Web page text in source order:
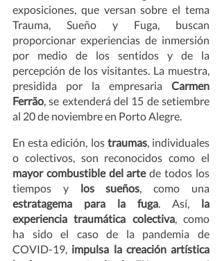
exposiciones, que versan sobre el tema
Trauma, Sueño y Fuga, buscan
proporcionar experiencias de inmersión
por medio de los sentidos y de la
percepción de los visitantes. La muestra,
presidida por la empresaria Carmen
Ferrão, se extenderá del 15 de setiembre
al 20 de noviembre en Porto Alegre.
En esta edición, los traumas, individuales
mayor combustible del arte de todos los
tiempos y los sueños
estratagema para la fuga. Así, la
experiencia traumática colectiva, como
ha sido el caso de la pandemia de
COVID-19, impulsa la creación artística